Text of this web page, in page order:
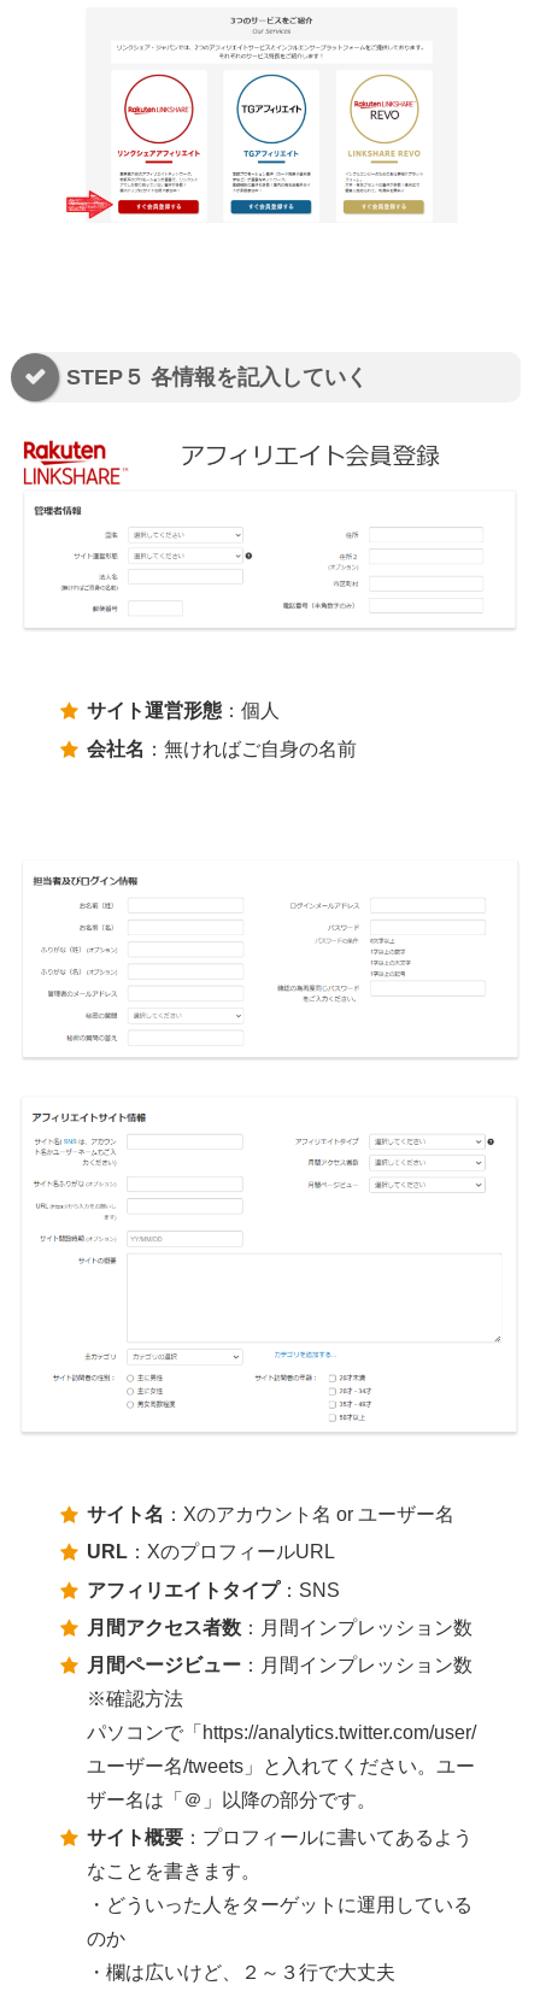
STEP５ 各情報を記入していく
サイト運営形態 ：個人
会社名 ：無ければご自身の名前
サイト名 ：Xのアカウント名 or ユーザー名
URL ：XのプロフィールURL
アフィリエイトタイプ：SNS
月間アクセス者数 ：月間インプレッション数
月間ページビュー ：月間インプレッション数
※確認方法
パソコンで「https://analytics.twitter.com/user/
ユーザー名/tweets」と入れてください。ユー
ザー名は「＠」以降の部分です。
サイト概要 ：プロフィールに書いてあるよう
なことを書きます。
・どういった人をターゲットに運用している
のか
・欄は広いけど、２～３行で大丈夫